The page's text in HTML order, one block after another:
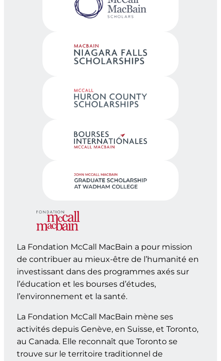
La Fondation McCall MacBain a pour mission
de contribuer au mieux-être de l’humanité en
investissant dans des programmes axés sur
l’éducation et les bourses d’études,
l’environnement et la santé.
La Fondation McCall MacBain mène ses
activités depuis Genève, en Suisse, et Toronto,
au Canada. Elle reconnaît que Toronto se
trouve sur le territoire traditionnel de